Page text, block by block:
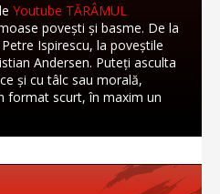
Youtube TĂRÂMUL
povești și basme. De la
Ispirescu, la poveștile
Andersen. Puteți asculta
și cu tâlc sau morală,
format scurt, în maxim un